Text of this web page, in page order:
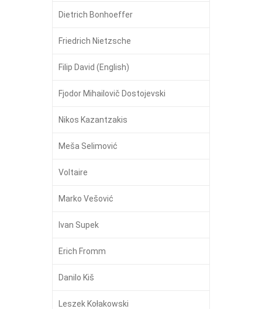
Dietrich Bonhoeffer
Friedrich Nietzsche
Filip David (English)
Fjodor Mihailovič Dostojevski
Nikos Kazantzakis
Meša Selimović
Voltaire
Marko Vešović
Ivan Supek
Erich Fromm
Danilo Kiš
Leszek Kołakowski